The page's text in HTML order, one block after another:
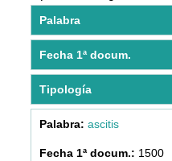
Palabra
Fecha 1ª docum.
Tipología
ascitis
1500